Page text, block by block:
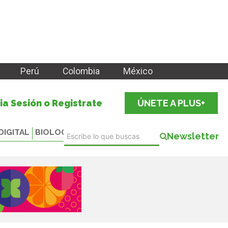
Perú Colombia México
Sesión o Registrate ÚNETE A PLUS+
BIOLOGICALS Newsletter